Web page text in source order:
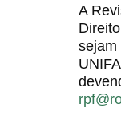
A
sejam